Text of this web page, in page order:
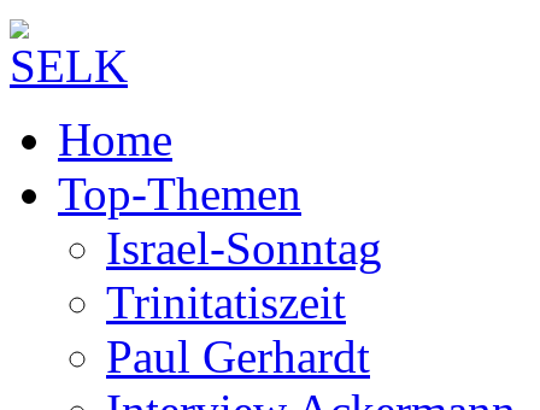
Home
Top-Themen
Israel-Sonntag
Trinitatiszeit
Paul Gerhardt